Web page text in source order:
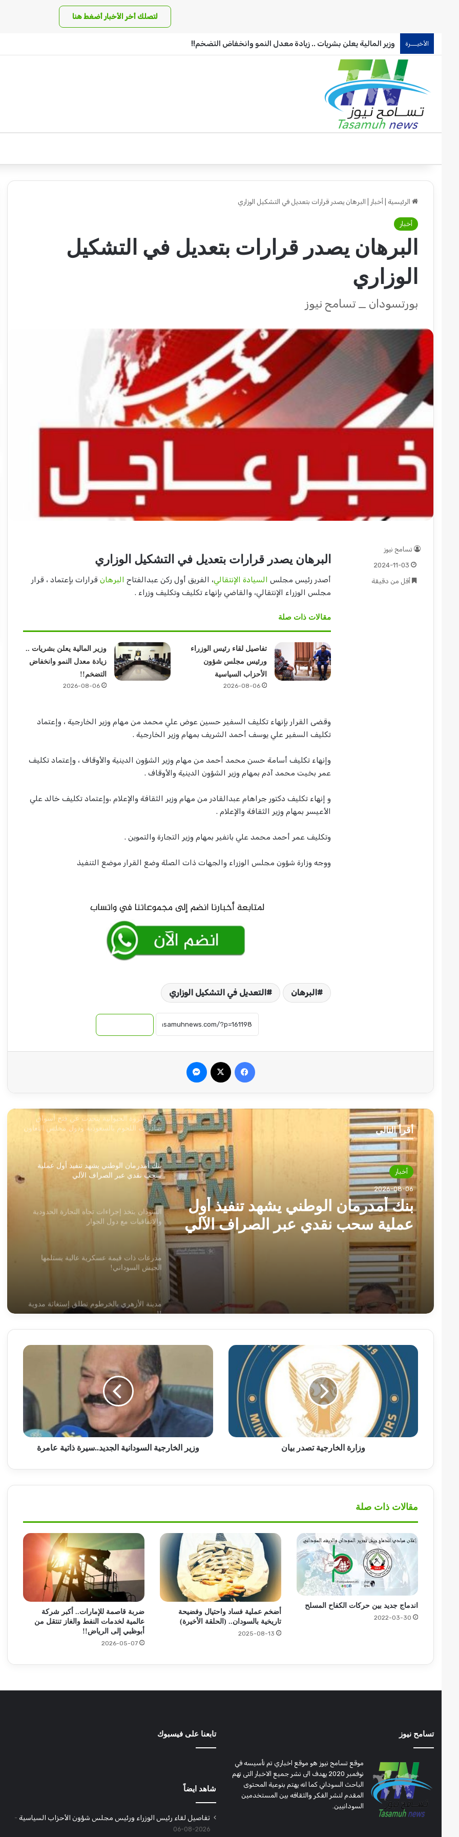
لتصلك أخر الأخبار أضغط هنا
الأخيـــرة وزير المالية يعلن بشريات .. زيادة معدل النمو وانخفاض التضخم!!
الرئيسية أخبار البرهان يصدر قرارات بتعديل في التشكيل الوزاري
أخبار
البرهان يصدر قرارات بتعديل في التشكيل
الوزاري
بورتسودان _ تسامح نيوز
البرهان يصدر قرارات بتعديل في التشكيل الوزاري
أصدر رئيس مجلسالسيادة الإنتقالي، الفريق أول ركن عبدالفتاح البرهانقرارات بإعتماد ، قرار
مجلس الوزراء الإنتقالي، والقاضي بإنهاء تكليف وتكليف وزراء .
مقالات ذات صلة
تفاصيل لقاء رئيس الوزراء
ورئيس مجلس شؤون
الأحزاب السياسية
2026-08-06
وزير المالية يعلن بشريات ..
زيادة معدل النمو وانخفاض
التضخم!!
2026-08-06
وقضى القرار بإنهاء تكليف السفير حسين عوض علي محمد من مهام وزير الخارجية ، وإعتماد
تكليف السفير علي يوسف أحمد الشريف بمهام وزير الخارجية .
وإنهاء تكليف أسامة حسن محمد أحمد من مهام وزير الشؤون الدينية والأوقاف ، وإعتماد تكليف
عمر بخيت محمد آدم بمهام وزير الشؤون الدينية والأوقاف .
و إنهاء تكليف دكتور جراهام عبدالقادر من مهام وزير الثقافة والإعلام ،وإعتماد تكليف خالد علي
الأعيسر بمهام وزير الثقافة والإعلام .
وتكليف عمر أحمد محمد علي بانفير بمهام وزير التجارة والتموين .
ووجه وزارة شؤون مجلس الوزراء والجهات ذات الصلة وضع القرار موضع التنفيذ
البرهان التعديل في التشكيل الوزاري
تسامح نيوز
2024-11-03
أقل من دقيقة
فيسبوك
أقرأ التالي
أخبار
2026-08-06
بنك أمدرمان الوطني يشهد تنفيذ أول
عملية سحب نقدي عبر الصراف الآلي
الجيش السوداني!
أبو فاطمة عمار حسن : السودان ما بعد الحرب
من الدولة المركزية إلى دولة الولايات
أشهر قيادي بالمليشيا يصارع الموت وعبد الرحيم
دقلو يتخلى عنه!
إنتشار واسع للجيش السوداني على الحدود
وزير الثروة الحيوانية يتحدث عن فتح أسواق
صادرات اللحوم بالسعودية ودول مجلس التعاون
الخليجي!
بنك أمدرمان الوطني يشهد تنفيذ أول عملية
سحب نقدي عبر الصراف الآلي
السودان يتخذ إجراءات تجاه التجارة الحدودية
والاتفاقيات مع دول الجوار
مدرعات ذات قيمة عسكرية عالية يستلمها
الجيش السوداني!
مدينة الأزهري بالخرطوم تطلق إستغاثة مدوية
!!
مدرعات ذات قيمة عسكرية عالية يستلمها
الجيش السوداني!
أبو فاطمة عمار حسن : السودان ما بعد الحرب
من الدولة المركزية إلى دولة الولايات
أشهر قيادي بالمليشيا يصارع الموت وعبد الرحيم
دقلو يتخلى عنه!
ياخبر.. حميدتي يهدد قائد إستخباراته بالتصفية !!
وزير الثروة الحيوانية يتحدث عن فتح أسواق
صادرات اللحوم بالسعودية ودول مجلس التعاون
بنك أمدرمان الوطني يشهد تنفيذ أول عملية
سحب نقدي عبر الصراف الآلي
السودان يتخذ إجراءات تجاه التجارة الحدودية
وزارة
الخارجية
تصدر
بيان
وزارة الخارجية تصدر بيان
وزير
ذاتية
وزير الخارجية السودانية الجديد..سيرة ذاتية عامرة
مقالات ذات صلة
اندماج جديد بين حركات الكفاح المسلح
2022-03-30
أضخم عملية فساد واحتيال وفضيحة
تاريخية بالسودان.. (الحلقة الأخيرة)
2025-08-13
ضربة قاصمة للإمارات.. أكبر شركة
عالمية لخدمات النفط والغاز تنتقل من
أبوظبي إلى الرياض!!
2026-05-07
قوات
ولاية
دارفور
تؤمن
الحصاد
2022-12-08
دارفور تؤمن موسم الحصاد
عبد
الحميد
يكتب:
الكهرباء..
(تحقيقات2026-08-03
تسامح نيوز
موقع تسامح نيوز هو موقع اخباري تم تأسيسه في
نوفمبر 2020 يهدف الى نشر جميع الاخبار التى تهم
الباحث السوداني كما انه يهتم بنوعية المحتوى
المقدم لنشر الفكر والثقافه بين المستخدمين
السودانيين.
تابعنا على فيسبوك
شاهد ايضاً
تفاصيل لقاء رئيس الوزراء ورئيس مجلس شؤون الأحزاب السياسية
2026-08-06